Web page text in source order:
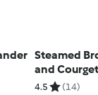
Steamed
and
4.5 (14)